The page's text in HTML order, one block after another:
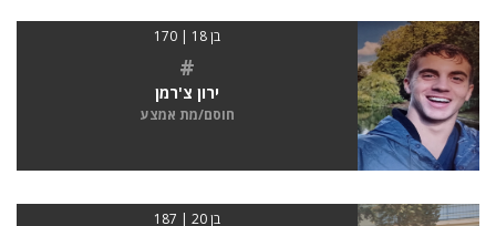
בן 18 | 170
#
ירון צ'רמן
חוסם/מת אמצע
בן 20 | 187